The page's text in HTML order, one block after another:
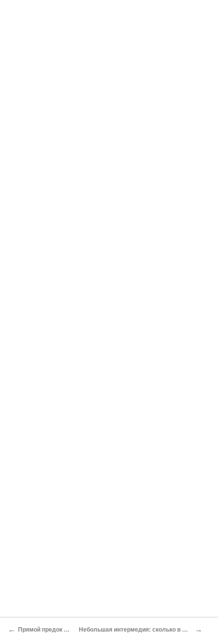
← Прямой предок — тарпан Небольшая интермедия: сколько в мире лошадей! →